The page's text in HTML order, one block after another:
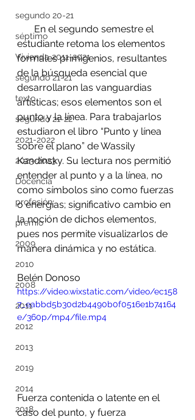
segundo 20-21
séptimo
Vivienda 2011-2021
segundo 21-21
texto
segundo 21-22
2021-2022
2023-2023
Docencia
profesión
premio
2009
2010
2008
2011
2012
2013
2019
2014
2018
estudiante retoma los elementos
formales primigenios, resultantes
de la búsqueda esencial que
desarrollaron las vanguardias
artísticas; esos elementos son el
punto y la línea. Para trabajarlos
estudiaron el libro “Punto y línea
sobre el plano” de Wassily
Kandinsky. Su lectura nos permitió
entender al punto y a la línea, no
como símbolos sino como fuerzas
o energías; significativo cambio en
la noción de dichos elementos,
pues nos permite visualizarlos de
manera dinámica y no estática.
Belén Donoso
https://video.wixstatic.com/video/ec158
7_eabbd5b30d2b4490b0f0516e1b74164
e/360p/mp4/file.mp4
Fuerza contenida o latente en el
caso del punto, y fuerza